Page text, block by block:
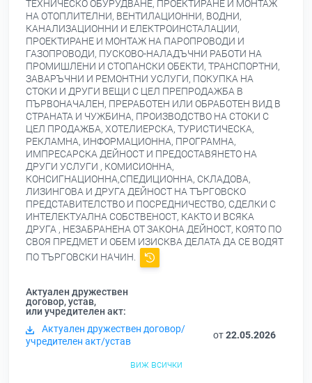
ТЕХНИЧЕСКО ОБУРУДВАНЕ, ПРОЕКТИРАНЕ И МОНТАЖ
НА ОТОПЛИТЕЛНИ, ВЕНТИЛАЦИОННИ, ВОДНИ,
КАНАЛИЗАЦИОННИ И ЕЛЕКТРОИНСТАЛАЦИИ,
ПРОЕКТИРАНЕ И МОНТАЖ НА ПАРОПРОВОДИ И
ГАЗОПРОВОДИ, ПУСКОВО-НАЛАДЪЧНИ РАБОТИ НА
ПРОМИШЛЕНИ И СТОПАНСКИ ОБЕКТИ, ТРАНСПОРТНИ,
ЗАВАРЪЧНИ И РЕМОНТНИ УСЛУГИ, ПОКУПКА НА
СТОКИ И ДРУГИ ВЕЩИ С ЦЕЛ ПРЕПРОДАЖБА В
ПЪРВОНАЧАЛЕН, ПРЕРАБОТЕН ИЛИ ОБРАБОТЕН ВИД В
СТРАНАТА И ЧУЖБИНА, ПРОИЗВОДСТВО НА СТОКИ С
ЦЕЛ ПРОДАЖБА, ХОТЕЛИЕРСКА, ТУРИСТИЧЕСКА,
РЕКЛАМНА, ИНФОРМАЦИОННА, ПРОГРАМНА,
ИМПРЕСАРСКА ДЕЙНОСТ И ПРЕДОСТАВЯНЕТО НА
ДРУГИ УСЛУГИ , КОМИСИОННА,
КОНСИГНАЦИОННА,СПЕДИЦИОННА, СКЛАДОВА,
ЛИЗИНГОВА И ДРУГА ДЕЙНОСТ НА ТЪРГОВСКО
ПРЕДСТАВИТЕЛСТВО И ПОСРЕДНИЧЕСТВО, СДЕЛКИ С
ИНТЕЛЕКТУАЛНА СОБСТВЕНОСТ, КАКТО И ВСЯКА
ДРУГА , НЕЗАБРАНЕНА ОТ ЗАКОНА ДЕЙНОСТ, КОЯТО ПО
СВОЯ ПРЕДМЕТ И ОБЕМ ИЗИСКВА ДЕЛАТА ДА СЕ ВОДЯТ
ПО ТЪРГОВСКИ НАЧИН.
Актуален дружествен
договор, устав,
или учредителен акт:
Актуален дружествен договор/
учредителен акт/устав
от22.05.2026
виж всички